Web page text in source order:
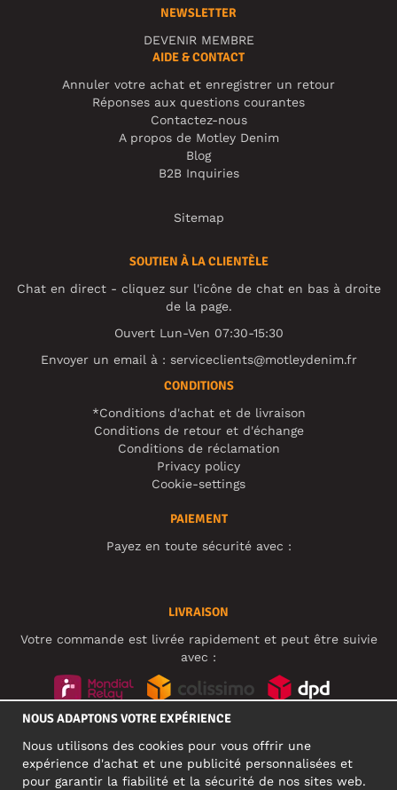
NEWSLETTER
DEVENIR MEMBRE
AIDE & CONTACT
Annuler votre achat et enregistrer un retour
Réponses aux questions courantes
Contactez-nous
A propos de Motley Denim
Blog
B2B Inquiries
Sitemap
SOUTIEN À LA CLIENTÈLE
Chat en direct - cliquez sur l'icône de chat en bas à droite
de la page.
Ouvert Lun-Ven 07:30-15:30
Envoyer un email à : serviceclients@motleydenim.fr
CONDITIONS
*Conditions d'achat et de livraison
Conditions de retour et d'échange
Conditions de réclamation
Privacy policy
Cookie-settings
PAIEMENT
Payez en toute sécurité avec :
LIVRAISON
Votre commande est livrée rapidement et peut être suivie
avec :
NOUS ADAPTONS VOTRE EXPÉRIENCE
Nous utilisons des cookies pour vous offrir une
expérience d'achat et une publicité personnalisées et
pour garantir la fiabilité et la sécurité de nos sites web.